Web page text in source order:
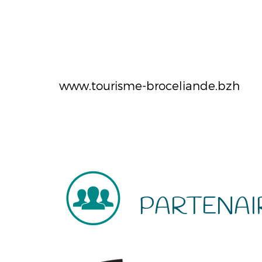
www.tourisme-broceliande.bzh